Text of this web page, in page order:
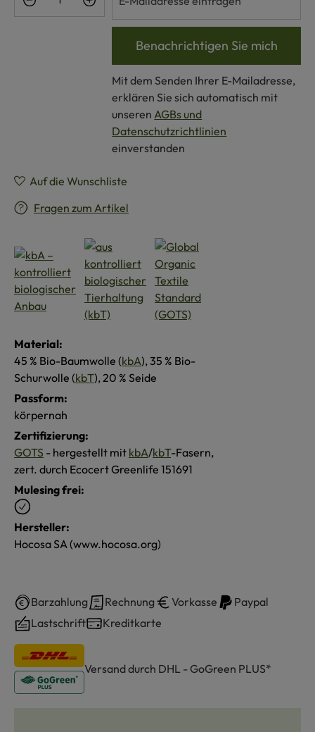
Benachrichtigen Sie mich
Mit dem Senden Ihrer E-Mailadresse,
erklären Sie sich automatisch mit
unseren AGBs und
Datenschutzrichtlinien
einverstanden
Auf die Wunschliste
Fragen zum Artikel
Material:
45 % Bio-Baumwolle (kbA), 35 % Bio-
Schurwolle (kbT), 20 % Seide
Passform:
körpernah
Zertifizierung:
GOTS - hergestellt mit kbA/kbT-Fasern,
zert. durch Ecocert Greenlife 151691
Mulesing frei:
Hersteller:
Hocosa SA (www.hocosa.org)
Barzahlung Rechnung Vorkasse
Paypal
Lastschrift
Kreditkarte
Versand durch DHL - GoGreen PLUS*